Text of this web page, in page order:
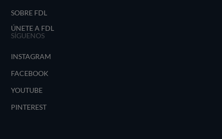
SOBRE FDL
ÚNETE A FDL
SÍGUENOS
INSTAGRAM
FACEBOOK
YOUTUBE
PINTEREST